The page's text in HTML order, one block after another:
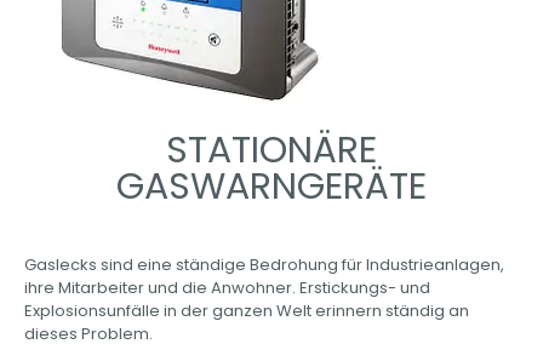
STATIONÄRE
GASWARNGERÄTE​
Gaslecks sind eine ständige Bedrohung für Industrieanlagen,
ihre Mitarbeiter und die Anwohner. Erstickungs- und
Explosionsunfälle in der ganzen Welt erinnern ständig an
dieses Problem.